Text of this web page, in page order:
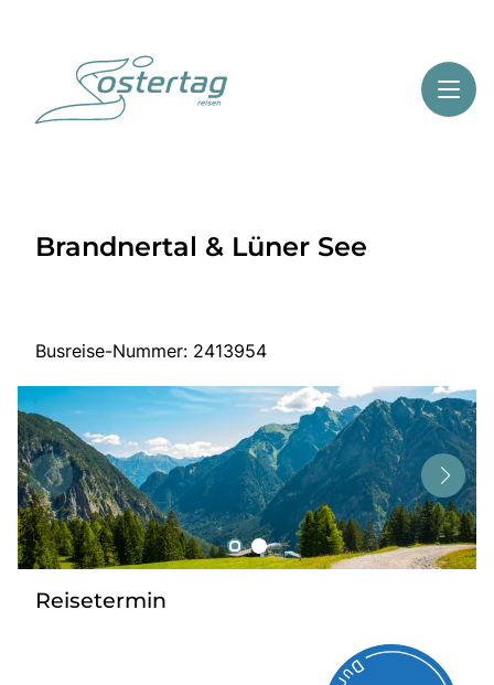
Highlights
Start
Mehrtagesreisen
Tagesreisen
Bus anmieten
Service
Kontakt
Brandnertal & Lüner See
Busreise-Nummer: 2413954
Reisetermin